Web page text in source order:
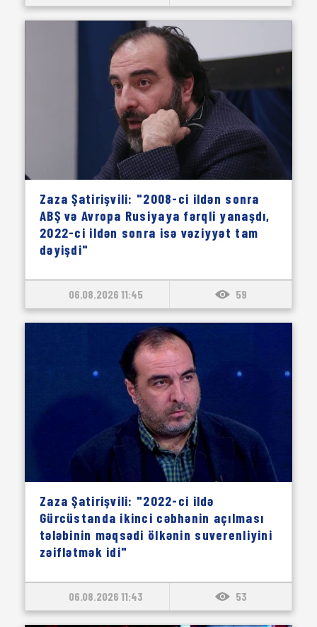
Zaza Şatirişvili: "2008-ci ildən sonra
ABŞ və Avropa Rusiyaya fərqli yanaşdı,
2022-ci ildən sonra isə vəziyyət tam
dəyişdi"
06.08.2026 11:45 59
Zaza Şatirişvili: "2022-ci ildə
Gürcüstanda ikinci cəbhənin açılması
tələbinin məqsədi ölkənin suverenliyini
zəiflətmək idi"
06.08.2026 11:43 53